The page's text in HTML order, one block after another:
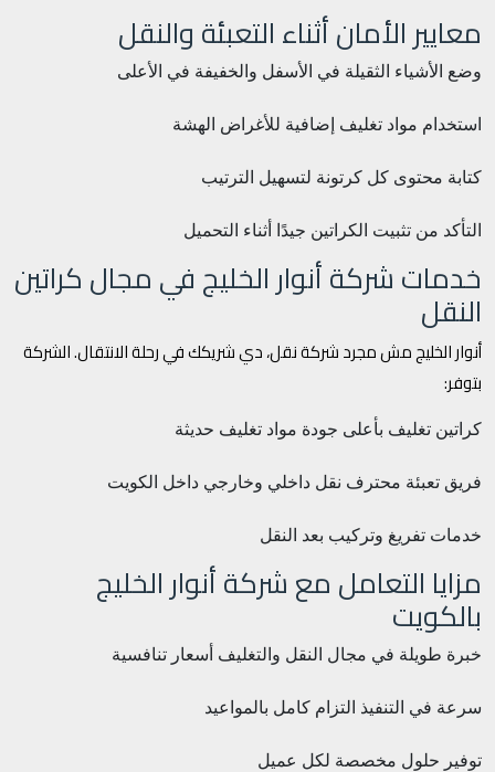
معايير الأمان أثناء التعبئة والنقل
وضع الأشياء الثقيلة في الأسفل والخفيفة في الأعلى
استخدام مواد تغليف إضافية للأغراض الهشة
كتابة محتوى كل كرتونة لتسهيل الترتيب
التأكد من تثبيت الكراتين جيدًا أثناء التحميل
خدمات شركة أنوار الخليج في مجال كراتين
النقل
أنوار الخليج مش مجرد شركة نقل، دي شريكك في رحلة الانتقال. الشركة
بتوفر:
كراتين تغليف بأعلى جودة مواد تغليف حديثة
فريق تعبئة محترف نقل داخلي وخارجي داخل الكويت
خدمات تفريغ وتركيب بعد النقل
مزايا التعامل مع شركة أنوار الخليج
بالكويت
خبرة طويلة في مجال النقل والتغليف أسعار تنافسية
سرعة في التنفيذ التزام كامل بالمواعيد
توفير حلول مخصصة لكل عميل